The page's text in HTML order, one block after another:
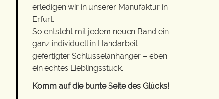
erledigen wir in unserer Manufaktur in
Erfurt.
So entsteht mit jedem neuen Band ein
ganz individuell in Handarbeit
gefertigter Schlüsselanhänger – eben
ein echtes Lieblingsstück.
Komm auf die bunte Seite des Glücks!